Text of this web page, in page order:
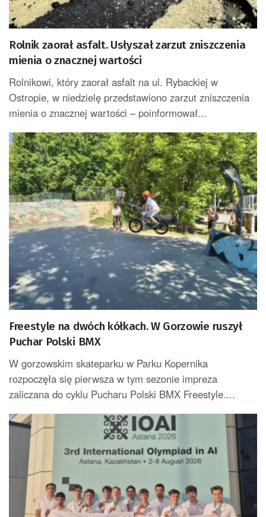
Rolnik zaorał asfalt. Usłyszał zarzut zniszczenia
mienia o znacznej wartości
Rolnikowi, który zaorał asfalt na ul. Rybackiej w
Ostropie, w niedzielę przedstawiono zarzut zniszczenia
mienia o znacznej wartości – poinformował...
Freestyle na dwóch kółkach. W Gorzowie ruszył
Puchar Polski BMX
W gorzowskim skateparku w Parku Kopernika
rozpoczęła się pierwsza w tym sezonie impreza
zaliczana do cyklu Pucharu Polski BMX Freestyle....